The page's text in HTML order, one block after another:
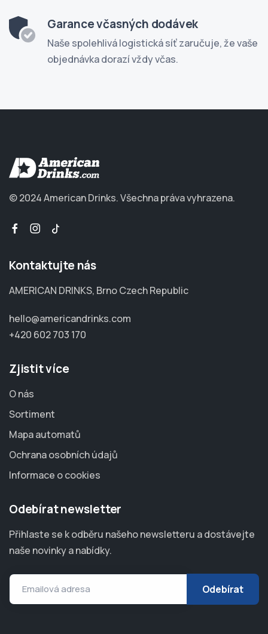
Garance včasných dodávek
Naše spolehlivá logistická síť zaručuje, že vaše
objednávka dorazí vždy včas.
© 2024 American Drinks.Všechna práva vyhrazena.
Kontaktujte nás
AMERICAN DRINKS, Brno Czech Republic
hello@americandrinks.com
+420 602 703 170
Zjistit více
O nás
Sortiment
Mapa automatů
Ochrana osobních údajů
Informace o cookies
Odebírat newsletter
Přihlaste se k odběru našeho newsletteru a dostávejte
naše novinky a nabídky.
Emailová adresa